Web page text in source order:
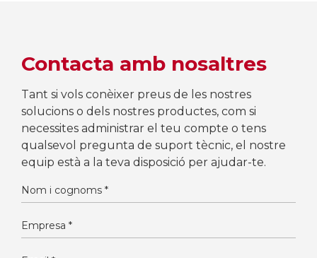
Contacta amb nosaltres
Tant si vols conèixer preus de les nostres
solucions o dels nostres productes, com si
necessites administrar el teu compte o tens
qualsevol pregunta de suport tècnic, el nostre
equip està a la teva disposició per ajudar-te.